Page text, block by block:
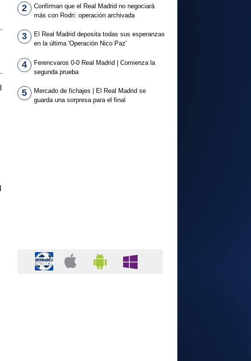
2
Confirman que el Real Madrid no negociará
más con Rodri: operación archivada
3
El Real Madrid deposita todas sus esperanzas
en la última 'Operación Nico Paz'
4
Ferencvaros 0-0 Real Madrid | Comienza la
segunda prueba
5
Mercado de fichajes | El Real Madrid se
guarda una sorpresa para el final